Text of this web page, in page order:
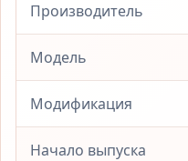
Производитель
Модель
Модификация
Начало выпуска